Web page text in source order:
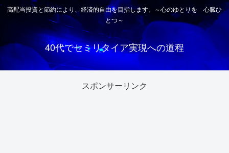
高配当投資と節約により、経済的自由を目指します。～心のゆとりを 心臓ひ
とつ～
40代でセミリタイア実現への道程
スポンサーリンク